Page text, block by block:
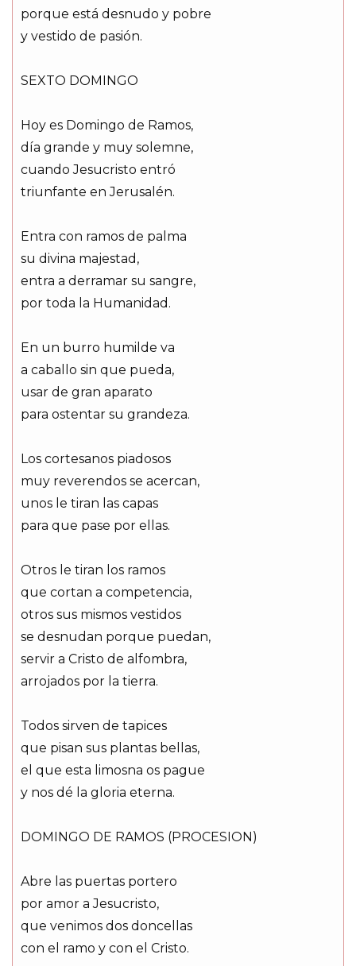
porque está desnudo y pobre
y vestido de pasión.
SEXTO DOMINGO
Hoy es Domingo de Ramos,
día grande y muy solemne,
cuando Jesucristo entró
triunfante en Jerusalén.
Entra con ramos de palma
su divina majestad,
entra a derramar su sangre,
por toda la Humanidad.
En un burro humilde va
a caballo sin que pueda,
usar de gran aparato
para ostentar su grandeza.
Los cortesanos piadosos
muy reverendos se acercan,
unos le tiran las capas
para que pase por ellas.
Otros le tiran los ramos
que cortan a competencia,
otros sus mismos vestidos
se desnudan porque puedan,
servir a Cristo de alfombra,
arrojados por la tierra.
Todos sirven de tapices
que pisan sus plantas bellas,
el que esta limosna os pague
y nos dé la gloria eterna.
DOMINGO DE RAMOS (PROCESION)
Abre las puertas portero
por amor a Jesucristo,
que venimos dos doncellas
con el ramo y con el Cristo.